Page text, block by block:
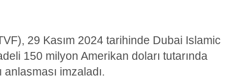
29 Kasım 2024 tarihinde Dubai Islamic
150 milyon Amerikan doları tutarında
imzaladı.